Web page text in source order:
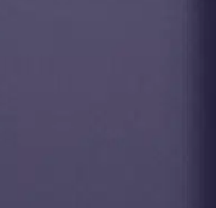
Jos tuotetiedoissa
anna palautetta.